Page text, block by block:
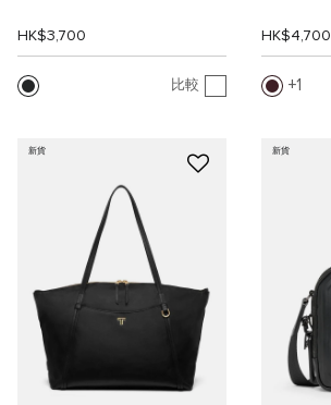
HK$3,700
比較
HK$4,700
1
新貨 新貨